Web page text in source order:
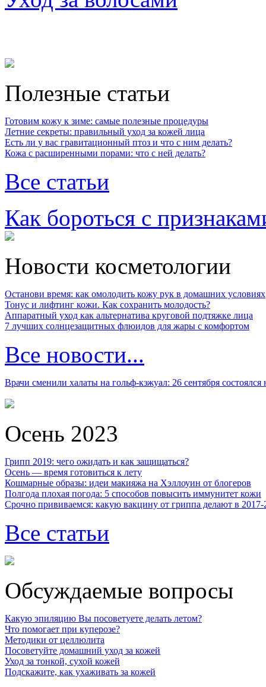
Полезные статьи
Готовим кожу к зиме: самые полезные процедуры
Летние секреты: правильный уход за кожей лица
Есть ли у вас гравитационный птоз и что с ним делать?
Кожа с расширенными порами: что с ней делать?
Все статьи
Как бороться с
Новости косметологии
Останови время: как омолодить кожу рук в домашних условиях
Тонус и лифтинг кожи. Как сохранить молодость?
Аппаратный уход как альтернатива круговой подтяжке лица
7 лучших солнцезащитных флюидов для жары с комфортом
Все новости...
Врачи сменили халаты на гольф-кэжуал: 26 сентября
Осень 2023
Грипп 2019: чего ожидать и как защищаться?
Осень — время готовиться к лету
Кошмарные образы: идеи макияжа на Хэллоуин от блогеров
Полгода плохая погода: 5 способов повысить иммунитет кожи
Срочно прививаемся: какую вакцину от гриппа делают в 2017-
Все статьи
Обсуждаемые вопросы
Какую эпиляцию Вы посоветуете делать летом?
Что помогает при куперозе?
Методики от целлюлита
Посоветуйте домашний уход за кожей
Уход за тонкой, сухой кожей
Подскажите, как ухаживать за кожей